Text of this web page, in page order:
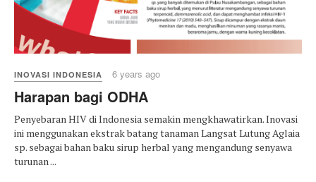
INOVASI INDONESIA 6 years ago
Harapan bagi ODHA
Penyebaran HIV di Indonesia semakin mengkhawatirkan. Inovasi
ini menggunakan ekstrak batang tanaman Langsat Lutung Aglaia
sp. sebagai bahan baku sirup herbal yang mengandung senyawa
turunan ...